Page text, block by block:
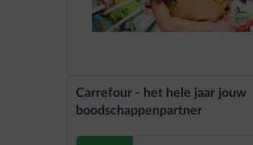
Carrefour - het hele jaar jouw
boodschappenpartner